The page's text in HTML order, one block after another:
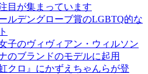
目が集まっています
ルデングローブ賞のLGBTQ的な
子のヴィヴィアン・ウィルソン
のブランドのモデルに起用
クロ』にかずえちゃんらが登